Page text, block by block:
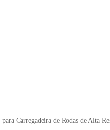
Carregadeira de Rodas de Alta